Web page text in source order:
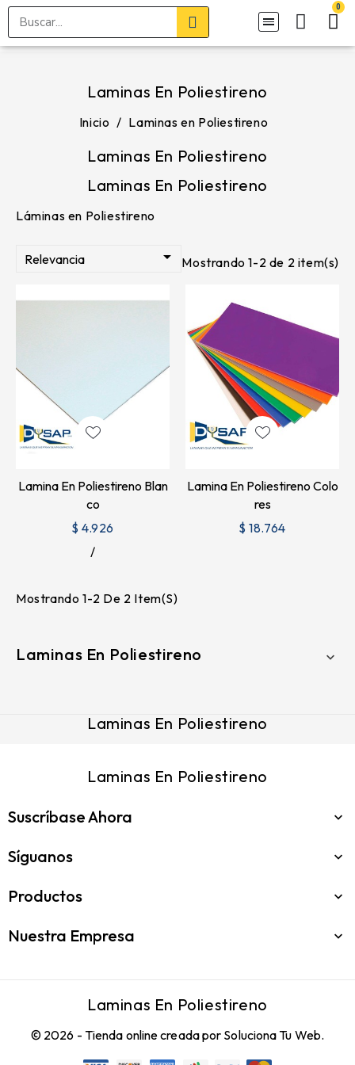
Laminas En Poliestireno
Inicio Laminas en Poliestireno
Laminas En Poliestireno
Laminas En Poliestireno
Láminas en Poliestireno
Relevancia  Mostrando 1-2 de 2 item(s)
Lamina En Poliestireno Blan
Co
$ 4.926
Lamina En Poliestireno Colo
Res
$ 18.764
Mostrando 1-2 De 2 Item(s)
Laminas En Poliestireno 
Laminas En Poliestireno
Laminas En Poliestireno
Suscríbase Ahora 
Síguanos 
Productos 
Nuestra Empresa 
Laminas En Poliestireno
© 2026 - Tienda online creada por Soluciona Tu Web.